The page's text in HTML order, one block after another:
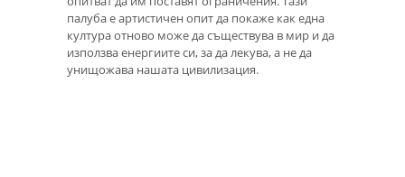
палуба е артистичен опит да покаже как една
култура отново може да съществува в мир и да
използва енергиите си, за да лекува, а не да
унищожава нашата цивилизация.